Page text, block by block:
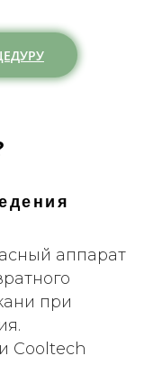
аппарат
при
Cooltech